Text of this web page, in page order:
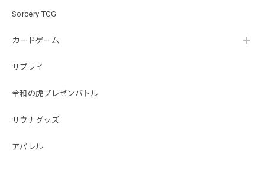
Sorcery TCG
カードゲーム
サプライ
令和の虎プレゼンバトル
サウナグッズ
アパレル